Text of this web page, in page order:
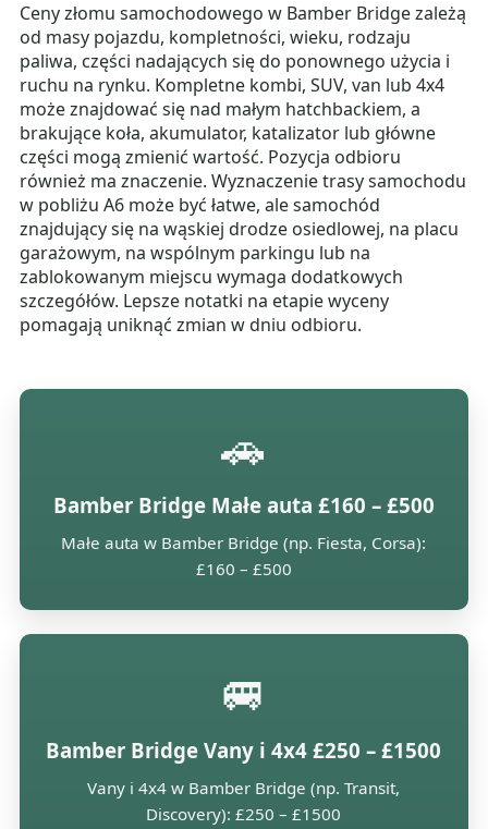
Ceny złomu samochodowego w Bamber Bridge zależą
od masy pojazdu, kompletności, wieku, rodzaju
paliwa, części nadających się do ponownego użycia i
ruchu na rynku. Kompletne kombi, SUV, van lub 4x4
może znajdować się nad małym hatchbackiem, a
brakujące koła, akumulator, katalizator lub główne
części mogą zmienić wartość. Pozycja odbioru
również ma znaczenie. Wyznaczenie trasy samochodu
w pobliżu A6 może być łatwe, ale samochód
znajdujący się na wąskiej drodze osiedlowej, na placu
garażowym, na wspólnym parkingu lub na
zablokowanym miejscu wymaga dodatkowych
szczegółów. Lepsze notatki na etapie wyceny
pomagają uniknąć zmian w dniu odbioru.
🚗
Bamber Bridge Małe auta £160 – £500
Małe auta w Bamber Bridge (np. Fiesta, Corsa):
£160 – £500
🚐
Bamber Bridge Vany i 4x4 £250 – £1500
Vany i 4x4 w Bamber Bridge (np. Transit,
Discovery): £250 – £1500